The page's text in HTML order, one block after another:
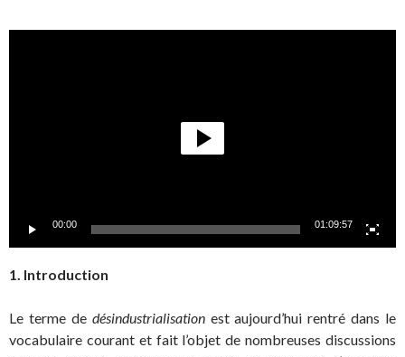
00:00 01:09:57
1. Introduction
Le terme de désindustrialisationest aujourd’hui rentré dans le
vocabulaire courant et fait l’objet de nombreuses discussions